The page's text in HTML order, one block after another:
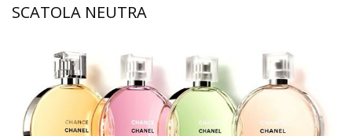
SCATOLA NEUTRA